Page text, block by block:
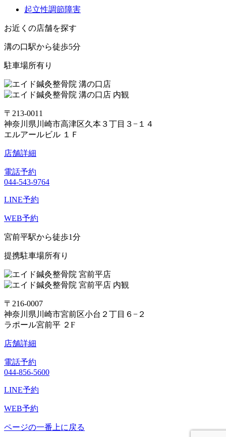
起立性調節障害
お近くの店舗を探す
溝の口駅から徒歩5分
駐車場所有り
〒213-0011
神奈川県川崎市高津区久本３丁目３−１４
エルアールビル １Ｆ
店舗詳細
電話予約
044-543-9764
LINE予約
WEB予約
宮前平駅から徒歩1分
提携駐車場所有り
〒216-0007
神奈川県川崎市宮前区小台２丁目６−２
ラポール宮前平 ２F
店舗詳細
電話予約
044-856-5600
LINE予約
WEB予約
ページの一番上に戻る